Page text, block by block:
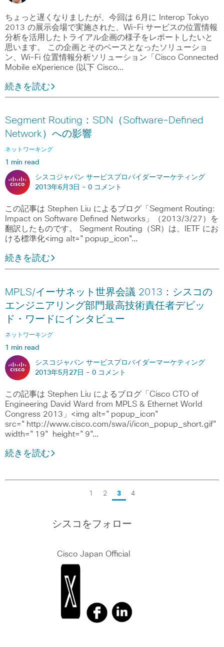
ちょっと遅くなりましたが、今回は 6月に Interop Tokyo
2013 の展示会場で実施された、Wi-Fi サービスの位置情報
分析を活用したトライアル企画の様子をレポートしたいと
思います。 この企画とそのベースとなったソリューショ
ン、Wi-Fi 位置情報分析ソリューション「Cisco Connected
Mobile eXperience (以下 Cisco…
続きを読む
Segment Routing：SDN（Software-Defined
Network）への影響
ネットワーキング
1 min read
シスコジャパン サービスプロバイダーマーケティング
2013年6月3日 - 0 コメント
この記事は Stephen Liu によるブログ「Segment Routing:
Impact on Software Defined Networks」（2013/3/27）を
翻訳したものです。 Segment Routing（SR）は、IETF にお
ける標準化<img alt="popup_icon"…
続きを読む
MPLS/イーサネット世界会議 2013：シスコの
エンジニアリング部門最高技術責任者デビッ
ド・ワードにインタビュー
ネットワーキング
1 min read
シスコジャパン サービスプロバイダーマーケティング
2013年5月27日 - 0 コメント
この記事は Stephen Liu によるブログ「Cisco CTO of
Engineering David Ward from MPLS & Ethernet World
Congress 2013」<img alt="popup_icon"
src="http://www.cisco.com/swa/i/icon_popup_short.gif"
width="19" height="9"…
続きを読む
1 2 3 4
シスコをフォロー
Cisco Japan Official